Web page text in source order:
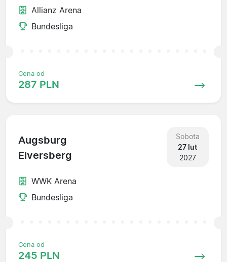
Allianz Arena
Bundesliga
Cena od
287 PLN
Augsburg
Elversberg
Sobota
27 lut
2027
WWK Arena
Bundesliga
Cena od
245 PLN